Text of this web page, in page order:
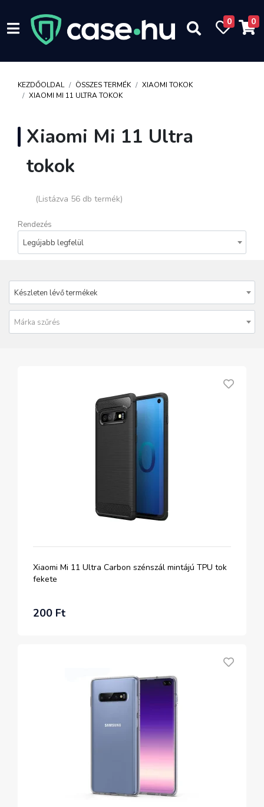
0 0
KEZDŐOLDAL ÖSSZES TERMÉK
XIAOMI TOKOK
XIAOMI MI 11 ULTRA TOKOK
Xiaomi Mi 11 Ultra
tokok
(Listázva 56 db termék)
Rendezés
Legújabb legfelül
Készleten lévő termékek
Márka szűrés
Xiaomi Mi 11 Ultra Carbon szénszál mintájú TPU tok
fekete
200 Ft